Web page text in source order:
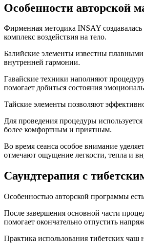
Особенности авторской
Фирменная методика INSAY
комплекс воздействия на тело.
Балийские элементы известны
внутренней гармонии.
Гавайские техники наполняют
помогает добиться состояния
Тайские элементы позволяют
Для проведения процедуры
более комфортным и приятным.
Во время сеанса особое внимание
отмечают ощущение легкости, тепла и
Саундтерапия с
Особенностью авторской программы
После завершения основной части
помогает окончательно отпустить
Практика использования тибетских чаш